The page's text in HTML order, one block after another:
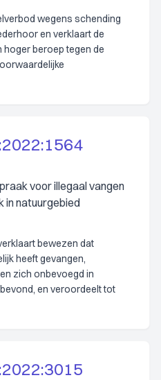
wegens schending
en verklaart de
beroep tegen de
voor illegaal vangen
in natuurgebied
bewezen dat
heeft gevangen,
zich onbevoegd in
en veroordeelt tot